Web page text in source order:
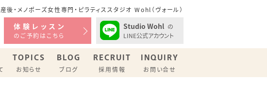
後・メノポーズ女性専門・ピラティススタジオ Wohl（ヴォール）
体験レッスン
のご予約はこちら
Studio Wohl の
LINE公式アカウント
TOPICS
お知らせ
BLOG
ブログ
RECRUIT
採用情報
INQUIRY
お問い合せ